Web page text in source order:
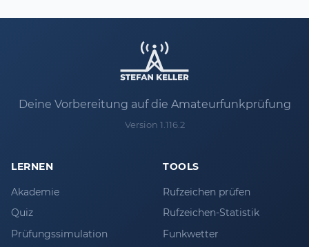
Deine Vorbereitung auf die Amateurfunkprüfung
Version 1.116.2
LERNEN
Akademie
Quiz
Prüfungssimulation
TOOLS
Rufzeichen prüfen
Rufzeichen-Statistik
Funkwetter